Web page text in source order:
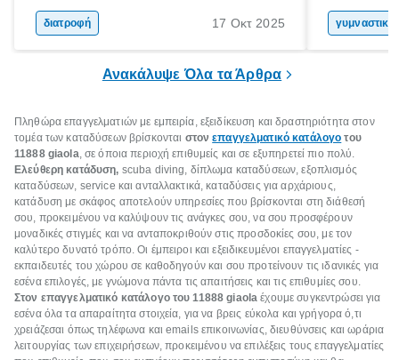
και ανεπεξέργαστα υλικά, αυτή η διατροφή
διατροφή 17 Οκτ 2025
σου! Δεν
καλοκαίρι
γυμναστική
Ανακάλυψε Όλα τα Άρθρα
Πληθώρα επαγγελματιών με εμπειρία, εξειδίκευση και δραστηριότητα στον
τομέα των καταδύσεων βρίσκονται στονεπαγγελματικό κατάλογο του
11888 giaola, σε όποια περιοχή επιθυμείς και σε εξυπηρετεί πιο πολύ.
Ελεύθερη κατάδυση, scuba diving, δίπλωμα καταδύσεων, εξοπλισμός
καταδύσεων, service και ανταλλακτικά, καταδύσεις για αρχάριους,
κατάδυση με σκάφος αποτελούν υπηρεσίες που βρίσκονται στη διάθεσή
σου, προκειμένου να καλύψουν τις ανάγκες σου, να σου προσφέρουν
μοναδικές στιγμές και να ανταποκριθούν στις προσδοκίες σου, με τον
καλύτερο δυνατό τρόπο. Οι έμπειροι και εξειδικευμένοι επαγγελματίες -
εκπαιδευτές του χώρου σε καθοδηγούν και σου προτείνουν τις ιδανικές για
εσένα επιλογές, με γνώμονα πάντα τις απαιτήσεις και τις επιθυμίες σου.
Στον επαγγελματικό κατάλογο του 11888 giaola έχουμε συγκεντρώσει για
εσένα όλα τα απαραίτητα στοιχεία, για να βρεις εύκολα και γρήγορα ό,τι
χρειάζεσαι όπως τηλέφωνα και emails επικοινωνίας, διευθύνσεις και ωράρια
λειτουργίας των επιχειρήσεων, προκειμένου να επιλέξεις τους επαγγελματίες